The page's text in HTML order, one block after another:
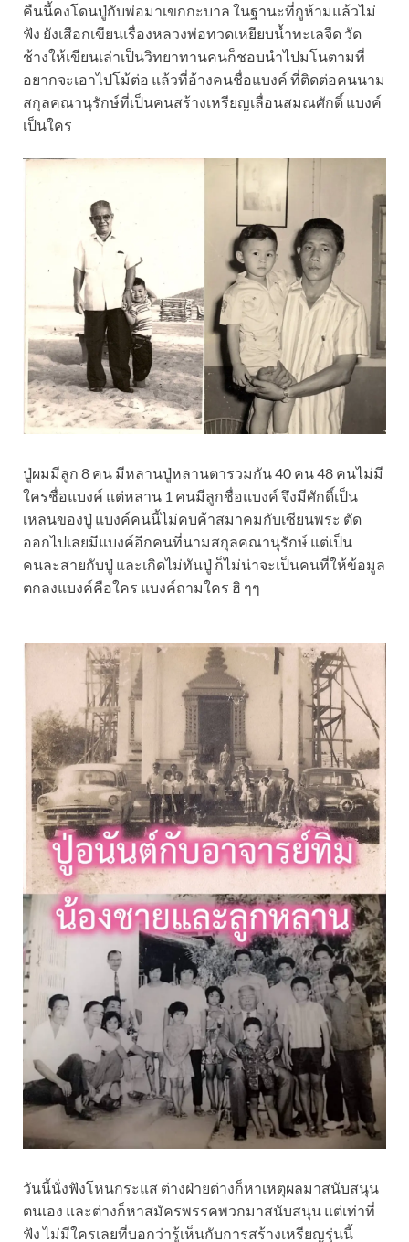
คืนนี้คงโดนปู่กับพ่อมาเขกกะบาล ในฐานะที่กูห้ามแล้วไม่
ฟัง ยังเสือกเขียนเรื่องหลวงพ่อทวดเหยียบน้ำทะเลจืด วัด
ช้างให้เขียนเล่าเป็นวิทยาทานคนก็ชอบนำไปมโนตามที่
อยากจะเอาไปโม้ต่อ แล้วที่อ้างคนชื่อแบงค์ ที่ติดต่อคนนาม
สกุลคณานุรักษ์ที่เป็นคนสร้างเหรียญเลื่อนสมณศักดิ์ แบงค์
เป็นใคร
ปู่ผมมีลูก 8 คน มีหลานปู่หลานตารวมกัน 40 คน 48 คนไม่มี
ใครชื่อแบงค์ แต่หลาน 1 คนมีลูกชื่อแบงค์ จึงมีศักดิ์เป็น
เหลนของปู่ แบงค์คนนี้ไม่คบค้าสมาคมกับเซียนพระ ตัด
ออกไปเลยมีแบงค์อีกคนที่นามสกุลคณานุรักษ์ แต่เป็น
คนละสายกับปู่ และเกิดไม่ทันปู่ ก็ไม่น่าจะเป็นคนที่ให้ข้อมูล
ตกลงแบงค์คือใคร แบงค์ถามใคร ฮิ ๆๆ
วันนี้นั่งฟังโหนกระแส ต่างฝ่ายต่างก็หาเหตุผลมาสนับสนุน
ตนเอง และต่างก็หาสมัครพรรคพวกมาสนับสนุน แต่เท่าที่
ฟัง ไม่มีใครเลยที่บอกว่ารู้เห็นกับการสร้างเหรียญรุ่นนี้